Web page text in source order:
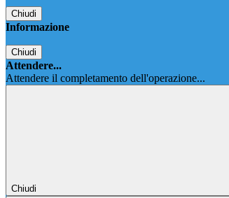
Chiudi
Informazione
Chiudi
Attendere...
Attendere il completamento dell'operazione...
Chiudi